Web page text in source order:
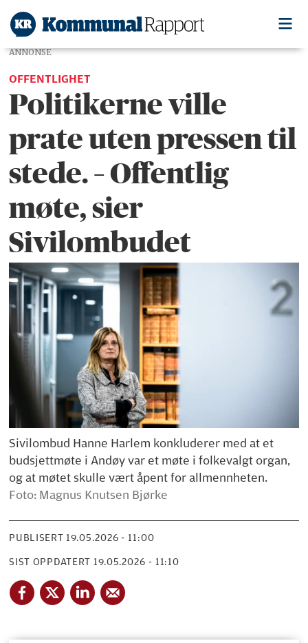
ANNONSE
OFFENTLIGHET
Politikerne ville
prate uten pressen til
stede. – Offentlig
møte, sier
Sivilombudet
Sivilombud Hanne Harlem konkluderer med at et
budsjettmøte i Andøy var et møte i folkevalgt organ,
og at møtet skulle vært åpent for allmennheten.
Foto: Magnus Knutsen Bjørke
PUBLISERT 19.05.2026 - 11:00
SIST OPPDATERT 19.05.2026 - 11:10